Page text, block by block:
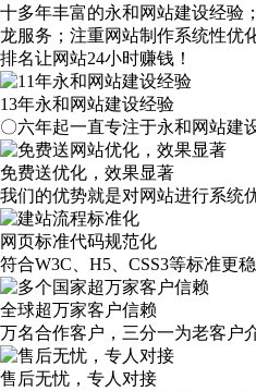
十多年丰富的永和网站建设经验
龙服务 ；注重网站制作系统性优
排名让网站24小时赚钱！
13年永和网站建设经验
〇六年起一直专注于永和网站建
免费送优化，效果显著
我们的优势就是对网站进行系统
网页标准代码规范化
符合W3C、H5、CSS3等标准更
全球超万家客户信赖
万名合作客户，三分一为老客户
售后无忧，专人对接